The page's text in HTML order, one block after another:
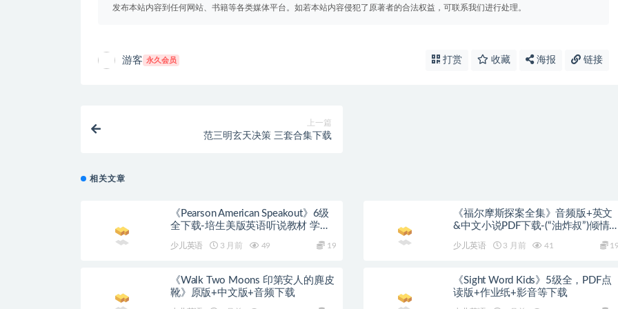
发布本站内容到任何网站、书籍等各类媒体平台。如若本站内容侵犯了原著者的合法权益，可联系我们进行处理。
游客 永久会员 打赏 收藏 海报 链接
上一篇
范三明玄天决策 三套合集下载
相关文章
《Pearson American Speakout》6级
全下载-培生美版英语听说教材 学生
&教师书+练习册+测试+影音+软件等
少儿英语 3 月前 49 19
《福尔摩斯探案全集》音频版+英文
&中文小说PDF下载-(“油炸叔”)倾情
少儿英语 3 月前 41
《Walk Two Moons 印第安人的麂皮
靴》原版+中文版+音频下载
《Sight Word Kids》5级全，PDF点
读版+作业纸+影音等下载